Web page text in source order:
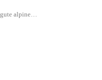
gute alpine…